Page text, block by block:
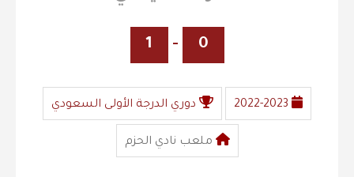
0
-
1
2022-2023 دوري الدرجة الأولى السعودي
ملعب نادي الحزم